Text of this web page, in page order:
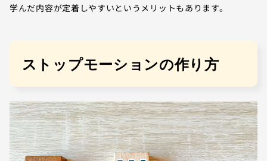
学んだ内容が定着しやすいというメリットもあります。
ストップモーションの作り方